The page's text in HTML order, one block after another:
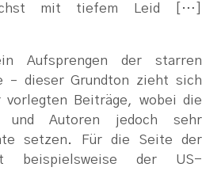
mit tiefem Leid […]
Aufsprengen der starren
– dieser Grundton zieht sich
vorlegten Beiträge, wobei die
und Autoren jedoch sehr
setzen. Für die Seite der
beispielsweise der US-